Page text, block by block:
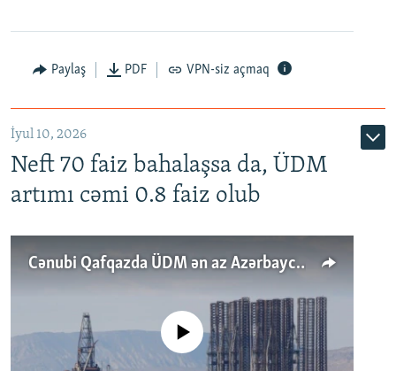
Paylaş PDF VPN-siz açmaq
İyul 10, 2026
Neft 70 faiz bahalaşsa da, ÜDM
artımı cəmi 0.8 faiz olub
Cənubi Qafqazda ÜDM ən az Azərbaycanda artır: Qonşuları niyə Bakını qabaqlaya bilir?
No media source currently available